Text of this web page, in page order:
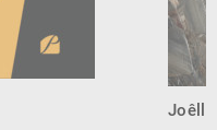
Joêlle